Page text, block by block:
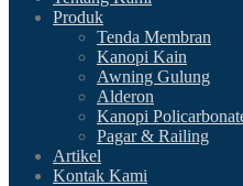
Produk
Tenda Membran
Kanopi Kain
Awning Gulung
Alderon
Kanopi
Pagar & Railing
Artikel
Kontak Kami